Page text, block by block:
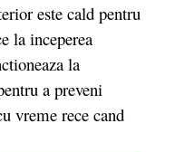
este cald pentru
la inceperea
la
a preveni
vreme rece cand